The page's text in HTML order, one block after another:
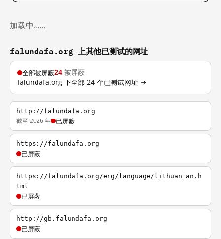
加载中……
falundafa.org 上其他已测试的网址
全部被屏蔽24 被屏蔽
falundafa.org 下全部 24 个已测试网址 →
http://falundafa.org
截至 2026 年 已屏蔽
https://falundafa.org
已屏蔽
https://falundafa.org/eng/language/lithuanian.h
tml
已屏蔽
http://gb.falundafa.org
已屏蔽